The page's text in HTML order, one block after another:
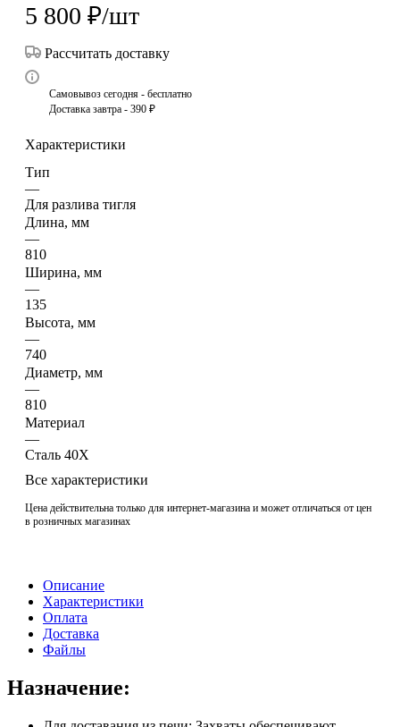
5 800 ₽/шт
Рассчитать доставку
Самовывоз сегодня - бесплатно
Доставка завтра - 390 ₽
Характеристики
Тип
—
Для разлива тигля
Длина, мм
—
810
Ширина, мм
—
135
Высота, мм
—
740
Диаметр, мм
—
810
Материал
—
Сталь 40Х
Все характеристики
Цена действительна только для интернет-магазина и может отличаться от цен
в розничных магазинах
Описание
Характеристики
Оплата
Доставка
Файлы
Назначение: